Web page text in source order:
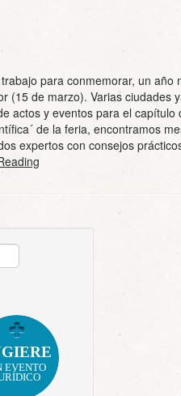
para conmemorar, un año
(15 de marzo). Varias ciudades
actos y eventos para el capítulo
de la feria, encontramos
expertos con consejos
EVENTO